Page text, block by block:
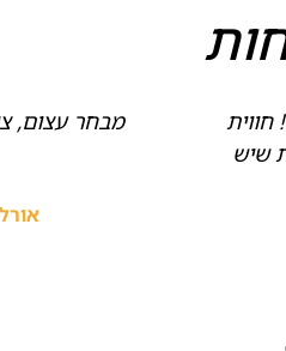
שיש
מבחר עצום,